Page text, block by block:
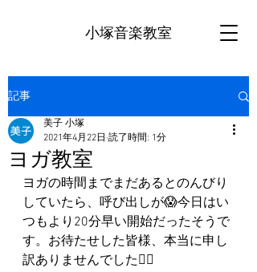
小塚音楽教室
記事
ヨガ教室
美子 小塚
2021年4月22日 読了時間: 1分
ヨガの時間までまだあるとのんびり
していたら、呼び出しが😱今日はい
つもより20分早い開始だったそうで
す。お待たせした皆様、本当に申し
訳ありませんでした🙇‍♀️